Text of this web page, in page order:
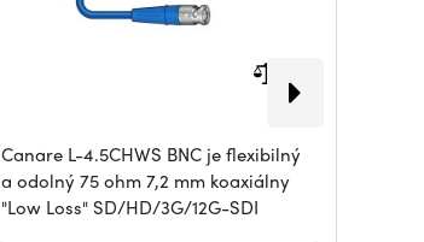
Canare L-4.5CHWS BNC je flexibilný
a odolný 75 ohm 7,2 mm koaxiálny
"Low Loss" SD/HD/3G/12G-SDI